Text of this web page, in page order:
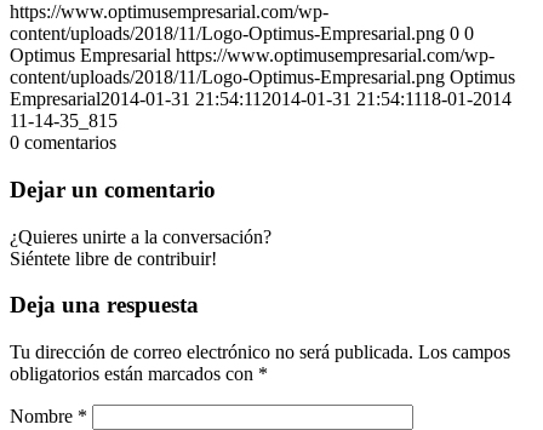
https://www.optimusempresarial.com/wp-
content/uploads/2018/11/Logo-Optimus-Empresarial.png 0 0
Optimus Empresarial https://www.optimusempresarial.com/wp-
content/uploads/2018/11/Logo-Optimus-Empresarial.png Optimus
Empresarial2014-01-31 21:54:11 2014-01-31 21:54:1118-01-2014
11-14-35_815
0 comentarios
Dejar un comentario
¿Quieres unirte a la conversación?
Siéntete libre de contribuir!
Deja una respuesta
Tu dirección de correo electrónico no será publicada. Los campos
obligatorios están marcados con *
Nombre *